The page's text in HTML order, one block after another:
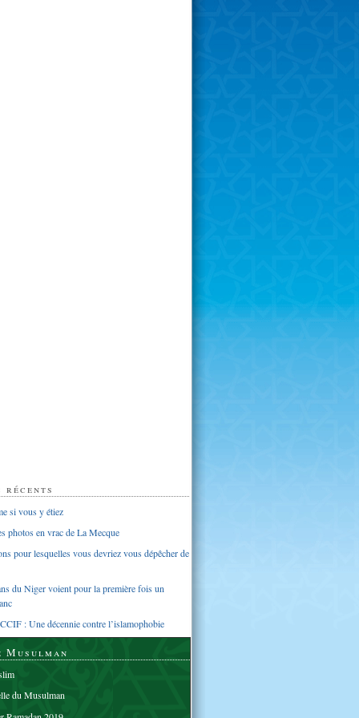
si vous y étiez
photos en vrac de La Mecque
pour lesquelles vous devriez vous dépêcher de
du Niger voient pour la première fois un
: Une décennie contre l’islamophobie
Musulman
du Musulman